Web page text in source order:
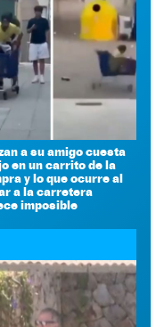
a su amigo cuesta
en un carrito de la
y lo que ocurre al
a la carretera
imposible